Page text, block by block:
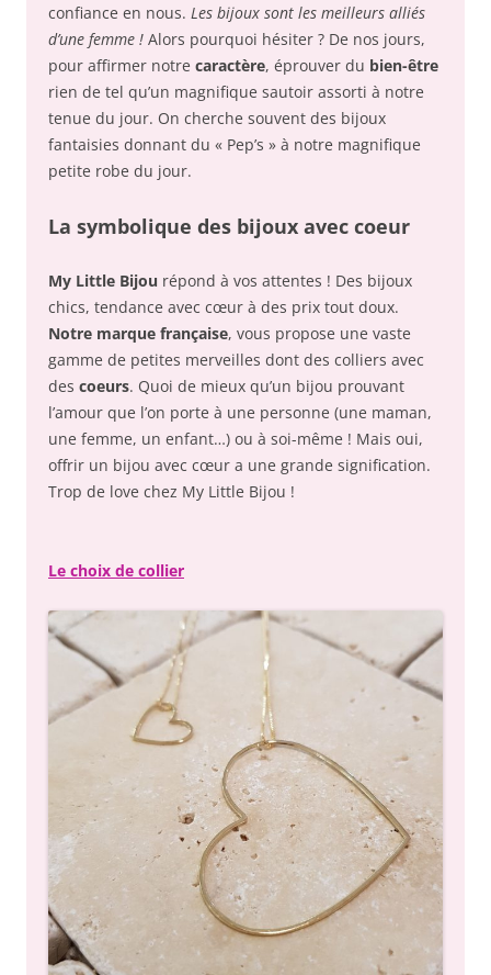
confiance en nous. Les bijoux sont les meilleurs alliés
d’une femme ! Alors pourquoi hésiter ? De nos jours,
pour affirmer notre caractère, éprouver du bien-être
rien de tel qu’un magnifique sautoir assorti à notre
tenue du jour. On cherche souvent des bijoux
fantaisies donnant du « Pep’s » à notre magnifique
petite robe du jour.
La symbolique des bijoux avec coeur
My Little Bijou répond à vos attentes ! Des bijoux
chics, tendance avec cœur à des prix tout doux.
Notre marque française, vous propose une vaste
gamme de petites merveilles dont des colliers avec
des coeurs. Quoi de mieux qu’un bijou prouvant
l’amour que l’on porte à une personne (une maman,
une femme, un enfant…) ou à soi-même ! Mais oui,
offrir un bijou avec cœur a une grande signification.
Trop de love chez My Little Bijou !
Le choix de collier